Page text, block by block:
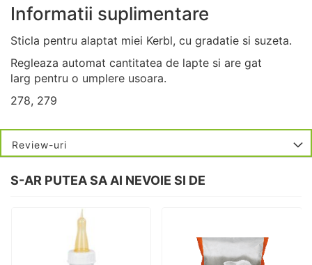
Informatii suplimentare
Sticla pentru alaptat miei Kerbl, cu gradatie si suzeta.
Regleaza automat cantitatea de lapte si are gat
larg pentru o umplere usoara.
278, 279
Review-uri
S-AR PUTEA SA AI NEVOIE SI DE